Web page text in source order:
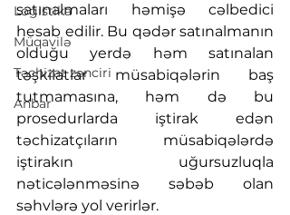
Logistika
Müqavilə
Təchizat zənciri
Anbar
satınalmaları həmişə cəlbedici
hesab edilir. Bu qədər satınalmanın
olduğu yerdə həm satınalan
təşkilatlar müsabiqələrin baş
tutmamasına, həm də bu
prosedurlarda iştirak edən
təchizatçıların müsabiqələrdə
iştirakın uğursuzluqla
nəticələnməsinə səbəb olan
səhvlərə yol verirlər.